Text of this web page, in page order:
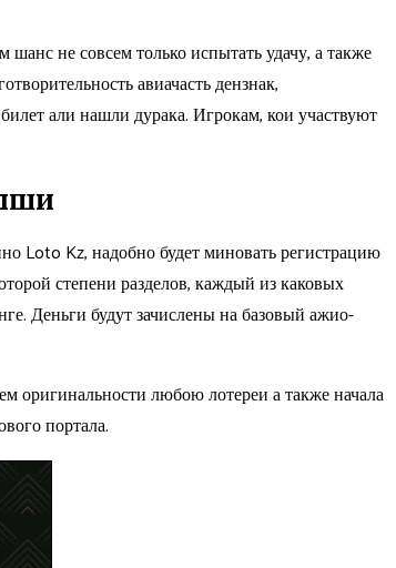
не совсем только испытать удачу, а также
авиачасть дензнак,
али нашли дурака. Игрокам, кои участвуют
Loto Kz, надобно будет миновать регистрацию
степени разделов, каждый из каковых
Деньги будут зачислены на базовый ажио-
оригинальности любою лотереи а также начала
портала.